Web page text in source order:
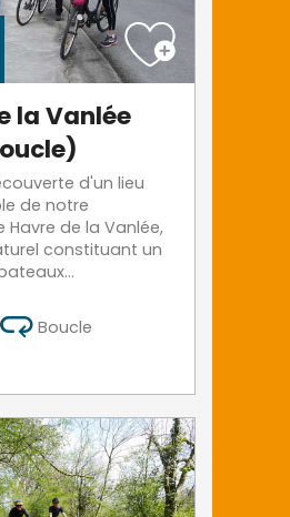
la Vanlée
d'un lieu
de notre
Havre de la Vanlée,
constituant un
Boucle